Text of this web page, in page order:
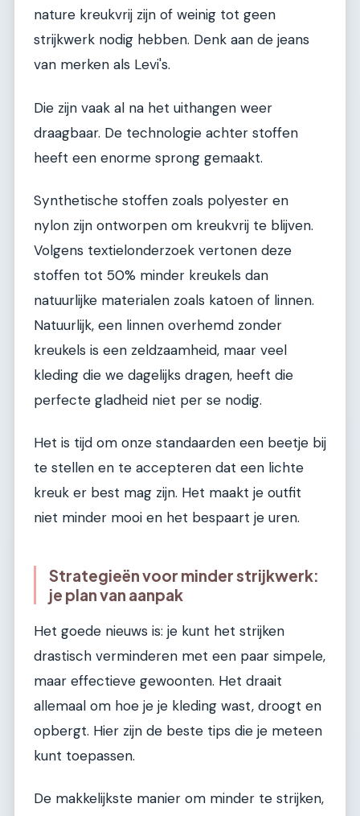
nature kreukvrij zijn of weinig tot geen
strijkwerk nodig hebben. Denk aan de jeans
van merken als Levi's.
Die zijn vaak al na het uithangen weer
draagbaar. De technologie achter stoffen
heeft een enorme sprong gemaakt.
Synthetische stoffen zoals polyester en
nylon zijn ontworpen om kreukvrij te blijven.
Volgens textielonderzoek vertonen deze
stoffen tot 50% minder kreukels dan
natuurlijke materialen zoals katoen of linnen.
Natuurlijk, een linnen overhemd zonder
kreukels is een zeldzaamheid, maar veel
kleding die we dagelijks dragen, heeft die
perfecte gladheid niet per se nodig.
Het is tijd om onze standaarden een beetje bij
te stellen en te accepteren dat een lichte
kreuk er best mag zijn. Het maakt je outfit
niet minder mooi en het bespaart je uren.
Strategieën voor minder strijkwerk:
je plan van aanpak
Het goede nieuws is: je kunt het strijken
drastisch verminderen met een paar simpele,
maar effectieve gewoonten. Het draait
allemaal om hoe je je kleding wast, droogt en
opbergt. Hier zijn de beste tips die je meteen
kunt toepassen.
De makkelijkste manier om minder te strijken,